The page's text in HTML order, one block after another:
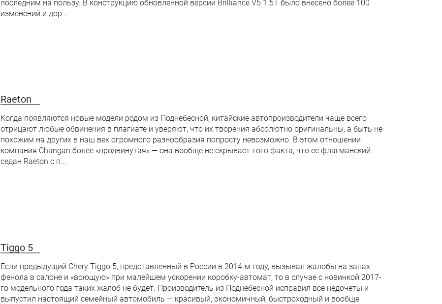
последним на пользу. В конструкцию обновленной версии Brilliance V5 1.5Т было внесено более 100
изменений и дор...
Raeton
Когда появляются новые модели родом из Поднебесной, китайские автопроизводители чаще всего
отрицают любые обвинения в плагиате и уверяют, что их творения абсолютно оригинальны, а быть не
похожим на других в наш век огромного разнообразия попросту невозможно. В этом отношении
компания Changan более «продвинутая» — она вообще не скрывает того факта, что ее флагманский
седан Raeton с п...
Tiggo 5
Если предыдущий Chery Tiggo 5, представленный в России в 2014-м году, вызывал жалобы на запах
фенола в салоне и «воющую» при малейшем ускорении коробку-автомат, то в случае с новинкой 2017-
го модельного года таких жалоб не будет. Производитель из Поднебесной исправил все недочеты и
выпустил настоящий семейный автомобиль — красивый, экономичный, быстроходный и вообще